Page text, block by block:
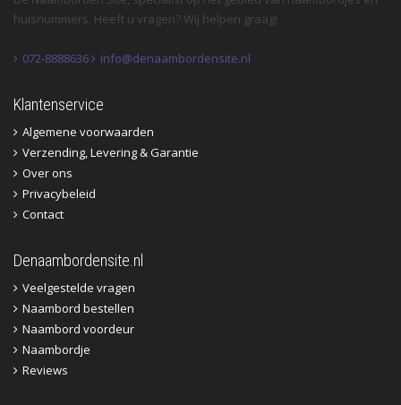
huisnummers. Heeft u vragen? Wij helpen graag!
072-8888636 info@denaambordensite.nl
Klantenservice
Algemene voorwaarden
Verzending, Levering & Garantie
Over ons
Privacybeleid
Contact
Denaambordensite.nl
Veelgestelde vragen
Naambord bestellen
Naambord voordeur
Naambordje
Reviews